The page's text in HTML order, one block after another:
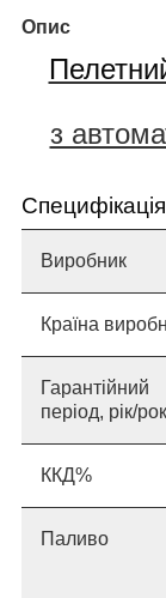
Опис
з
Специфікація
Виробник
Країна
Гарантійний
період, рік/
ККД%
Паливо